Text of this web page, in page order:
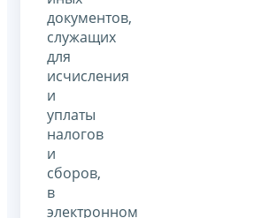
документов,
служащих
для
исчисления
и
уплаты
налогов
и
сборов,
в
электронном